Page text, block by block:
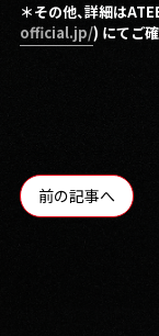
＊その他、詳細は
official.jp/) にてご
前の記事へ